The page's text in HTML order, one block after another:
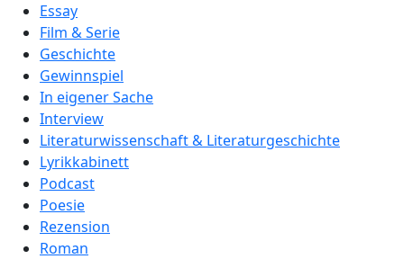
Essay
Film & Serie
Geschichte
Gewinnspiel
In eigener Sache
Interview
Literaturwissenschaft & Literaturgeschichte
Lyrikkabinett
Podcast
Poesie
Rezension
Roman